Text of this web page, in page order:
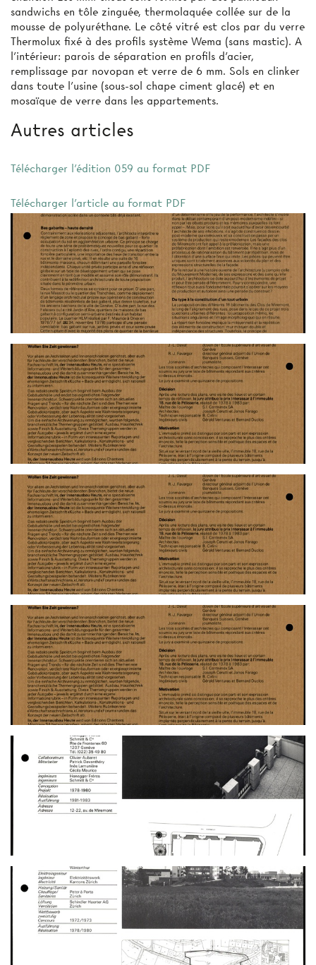
sandwichs en tôle zinguée, thermolaquée collée sur de la
mousse de polyuréthane. Le côté vitré est clos par du verre
Thermolux fixé à des profils système Wema (sans mastic). A
l'intérieur: parois de séparation en profils d'acier,
remplissage par novopan et verre de 6 mm. Sols en clinker
dans toute l'usine (sous-sol chape ciment glacé) et en
mosaïque de verre dans les appartements.
Autres articles
Télécharger l'édition 059 au format PDF
Télécharger l'article au format PDF